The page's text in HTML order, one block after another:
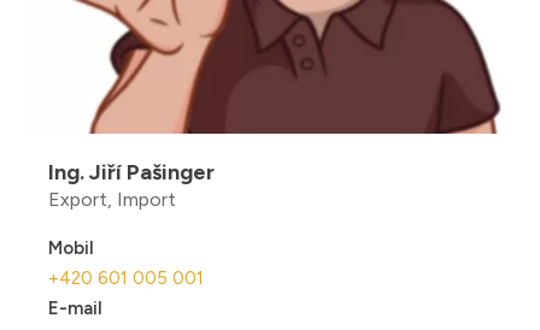
Ing. Jiří Pašinger
Export, Import
Mobil
+420 601 005 001
E-mail